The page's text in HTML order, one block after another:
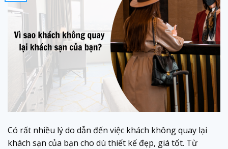
Có rất nhiều lý do dẫn đến việc khách không quay lại
khách sạn của bạn cho dù thiết kế đẹp, giá tốt. Từ